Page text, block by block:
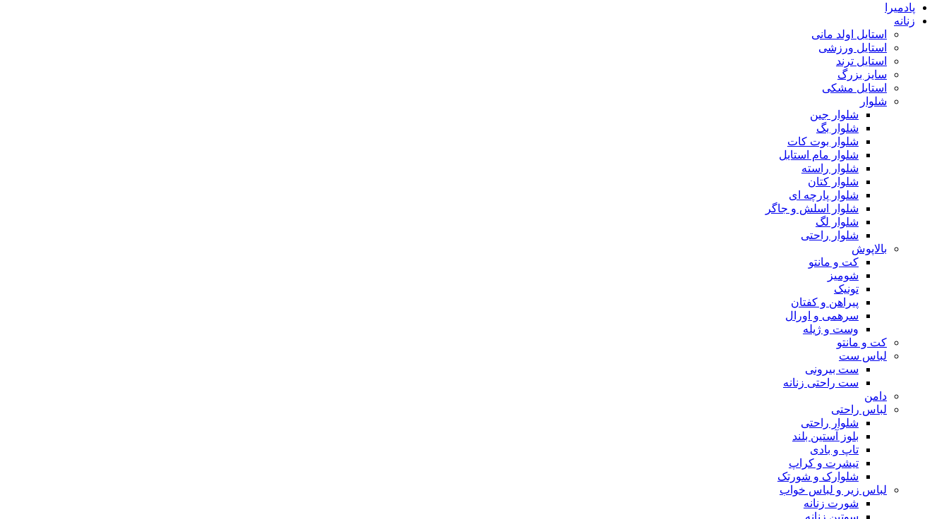
پادمیرا
زنانه
استایل اولد مانی
استایل ورزشی
استایل ترند
سایز بزرگ
استایل مشکی
شلوار
شلوار جین
شلوار بگ
شلوار بوت کات
شلوار مام استایل
شلوار راسته
شلوار کتان
شلوار پارچه ای
شلوار اسلش و جاگر
شلوار لگ
شلوار راحتی
بالاپوش
کت و مانتو
شومیز
تونیک
پیراهن و کفتان
سرهمی و اورال
وست و ژیله
کت و مانتو
لباس ست
ست بیرونی
ست راحتی زنانه
دامن
لباس راحتی
شلوار راحتی
بلوز آستین بلند
تاپ و بادی
تیشرت و کراپ
شلوارک و شورتک
لباس زیر و لباس خواب
شورت زنانه
سوتین زنانه